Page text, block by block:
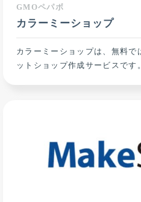
GMOペパボ
カラーミーショップ
カラーミーショップは、無料で
ットショップ作成サービスです。